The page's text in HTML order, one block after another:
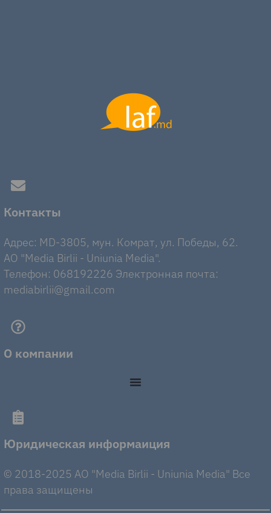
Контакты
Адрес: MD-3805, мун. Комрат, ул. Победы, 62.
AO "Media Birlii - Uniunia Media".
Телефон: 068192226 Электронная почта:
mediabirlii@gmail.com
О компании
Юридическая информаиция
© 2018-2025 AO "Media Birlii - Uniunia Media" Все
права защищены